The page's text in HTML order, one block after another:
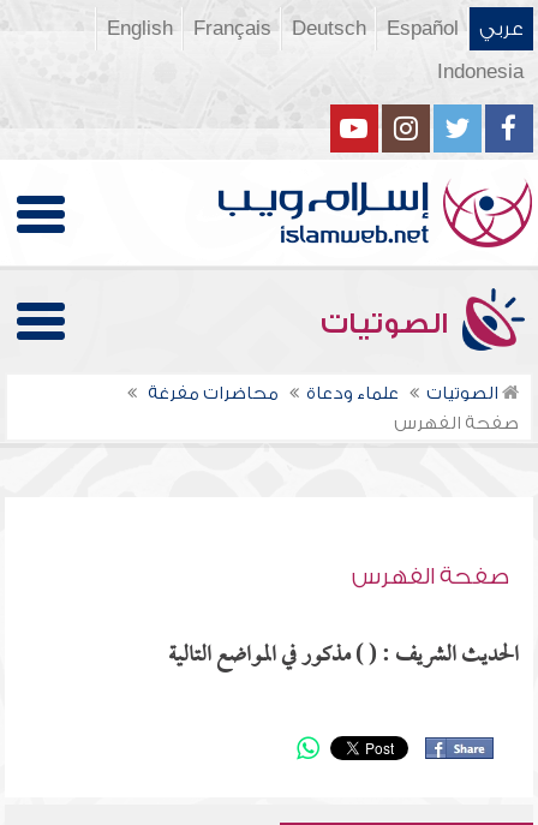
عربي Español
Deutsch
Français
English
Indonesia
الصوتيات
الصوتيات علماء ودعاة
محاضرات مفرغة
صفحة الفهرس
صفحة الفهرس
الحديث الشريف : ( ) مذكور في المواضع التالية